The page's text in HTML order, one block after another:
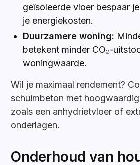
geïsoleerde vloer bespaar
je energiekosten.
Duurzamere woning:
betekent minder CO₂-
woningwaarde.
Wil je maximaal rendement?
schuimbeton met
zoals een anhydrietvloer of
onderlagen.
Onderhoud van